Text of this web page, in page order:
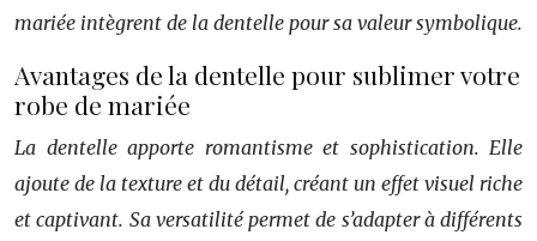
mariée intègrent de la dentelle pour sa valeur symbolique.
Avantages de la dentelle pour sublimer votre
robe de mariée
La dentelle apporte romantisme et sophistication. Elle
ajoute de la texture et du détail, créant un effet visuel riche
et captivant. Sa versatilité permet de s’adapter à différents